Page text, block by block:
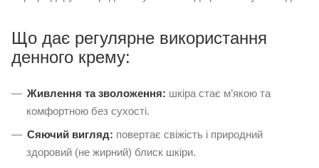
Що дає регулярне використання
денного крему:
Живлення та зволоження: шкіра стає м’якою та
комфортною без сухості.
Сяючий вигляд: повертає свіжість і природний
здоровий (не жирний) блиск шкіри.